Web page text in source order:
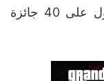
المراجعات، وكذلك تمكنت من الحصول على 40 جائزة